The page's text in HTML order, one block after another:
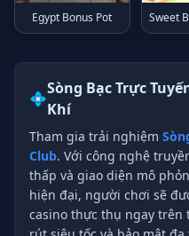
Egypt Bonus Pot
💠
Sòng Bạc Trực
Khí
Tham gia trải nghiệm
Club. Với công nghệ
thấp và giao diện mô
hiện đại, người chơi sẽ
casino thực thụ ngay